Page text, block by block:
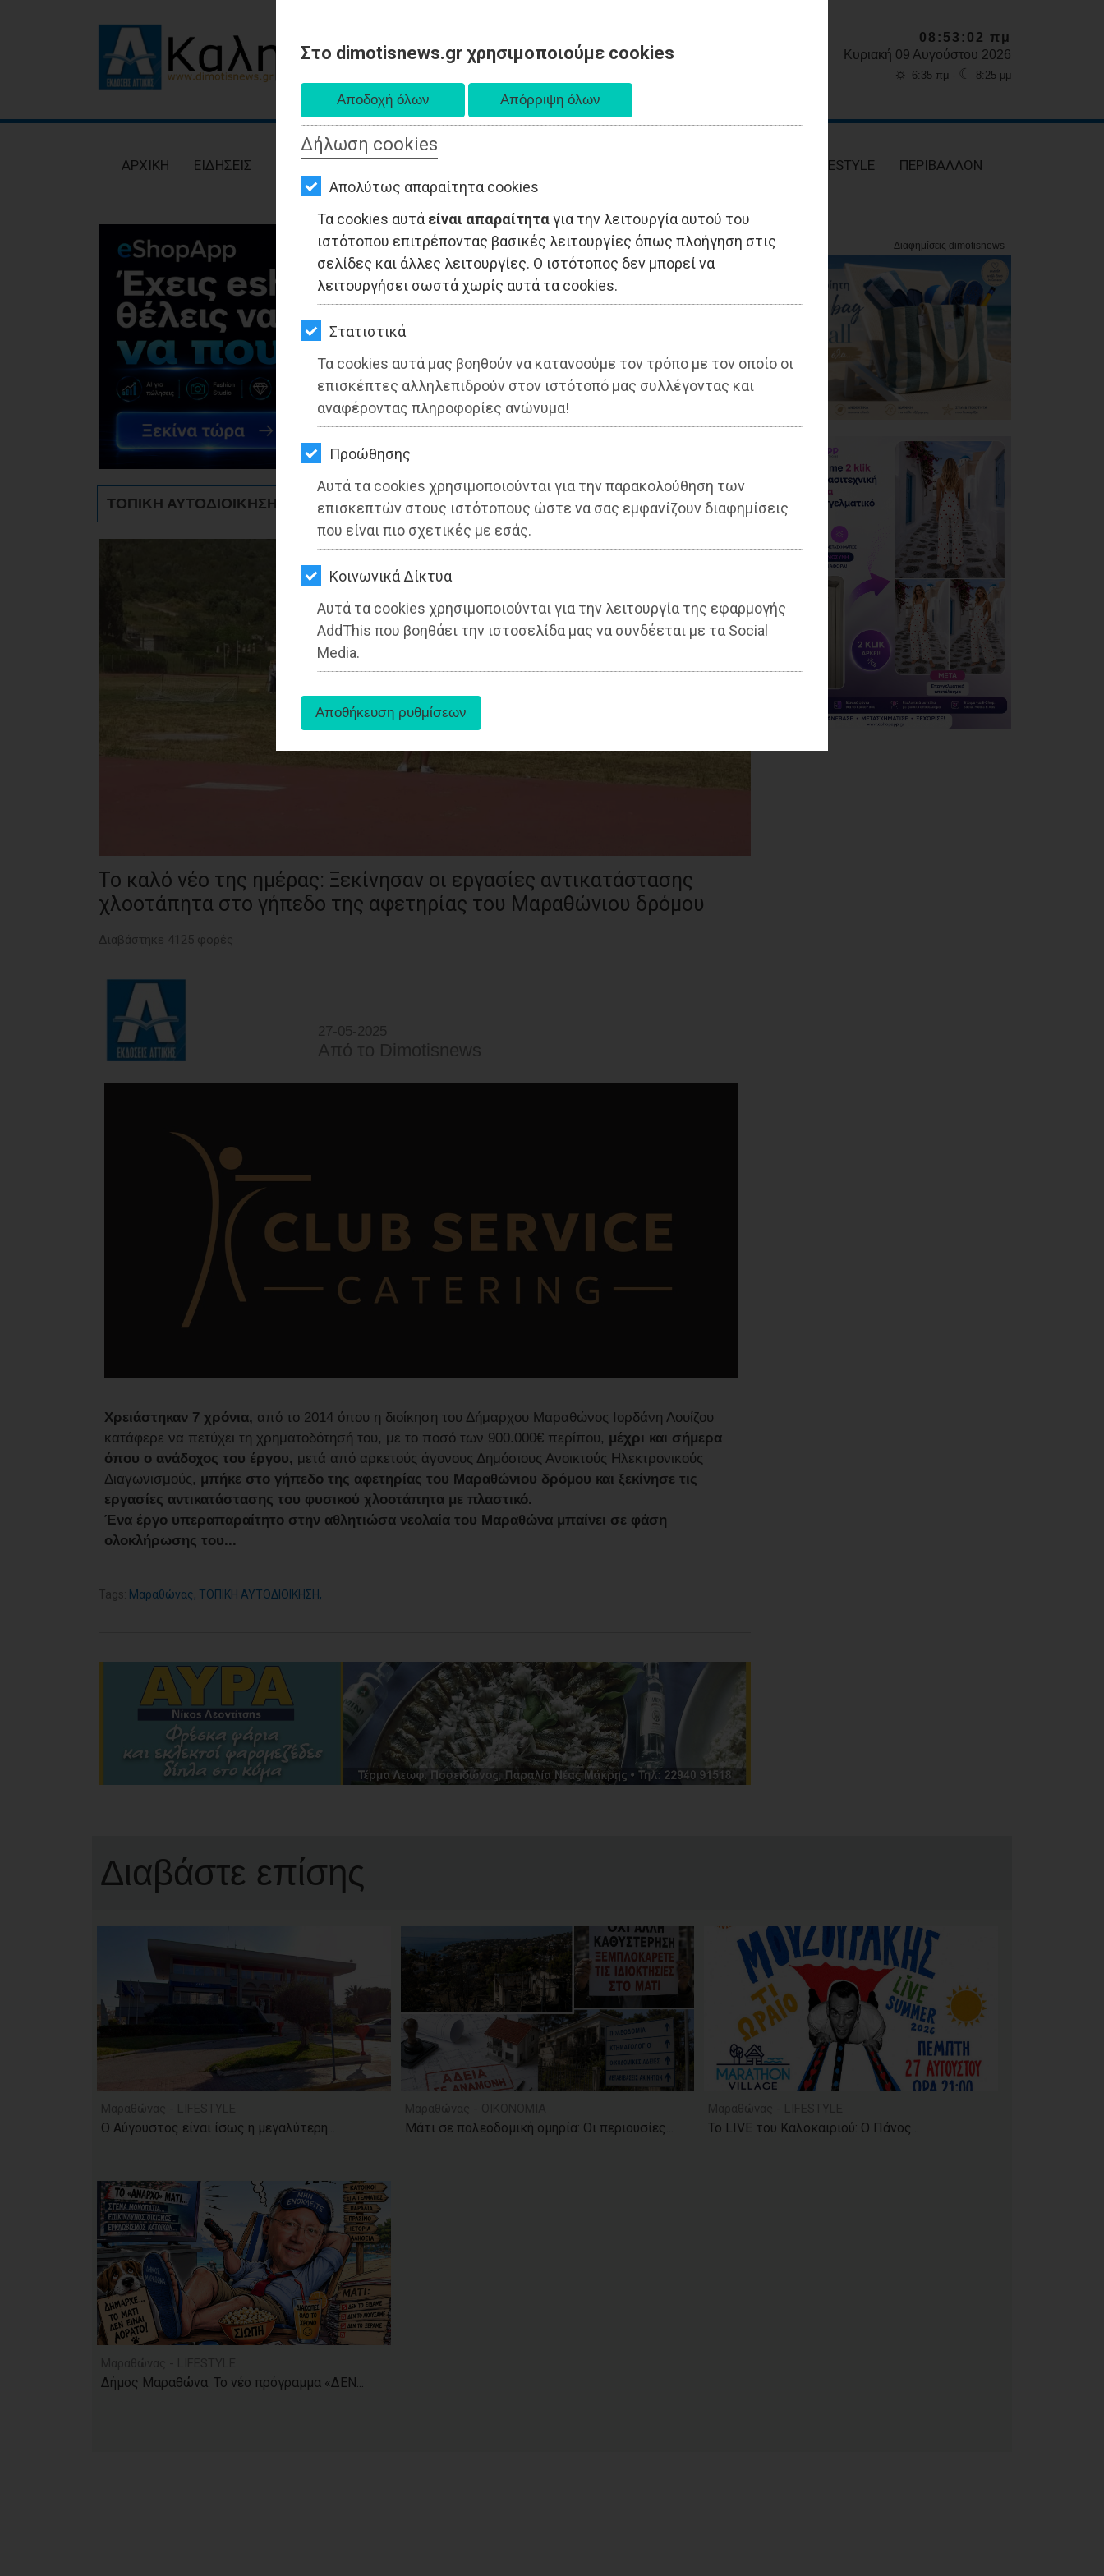
Στο dimotisnews.gr χρησιμοποιούμε cookies
Δήλωση cookies
Απολύτως απαραίτητα cookies
Τα cookies αυτά είναι απαραίτηταγια την λειτουργία αυτού του
ιστότοπου επιτρέποντας βασικές λειτουργίες όπως πλοήγηση στις
σελίδες και άλλες λειτουργίες. Ο ιστότοπος δεν μπορεί να
λειτουργήσει σωστά χωρίς αυτά τα cookies.
Στατιστικά
Τα cookies αυτά μας βοηθούν να κατανοούμε τον τρόπο με τον οποίο οι
επισκέπτες αλληλεπιδρούν στον ιστότοπό μας συλλέγοντας και
αναφέροντας πληροφορίες ανώνυμα!
Προώθησης
Αυτά τα cookies χρησιμοποιούνται για την παρακολούθηση των
επισκεπτών στους ιστότοπους ώστε να σας εμφανίζουν διαφημίσεις
που είναι πιο σχετικές με εσάς.
Kοινωνικά Δίκτυα
Αυτά τα cookies χρησιμοποιούνται για την λειτουργία της εφαρμογής
AddThis που βοηθάει την ιστοσελίδα μας να συνδέεται με τα Social
Media.
ΕΙΔΗΣΕΙΣ
ΟΙΚΟΝΟΜΙΑ
ΑΘΛΗΤΙΣΜΟΣ
ΠΟΛΙΤΙΣΜΟΣ
LIFESTYLE
ΤΑΞΙΔΙΑ
ΕΞΟΔΟΣ
ΕΦΗΜΕΡΙΔΕΣ
08:53:03 πμ
Κυριακή 09 Αυγούστου 2026
☼ 6:35 πμ - ☾ 8:25 μμ
AΡΧΙΚΗ ΕΙΔΗΣΕΙΣ LIFESTYLE ΠΕΡΙΒΑΛΛΟΝ
ΤΟΠΙΚΗ ΑΥΤΟΔΙΟΙΚΗΣΗ - Μαραθώνας
Το καλό νέο της ημέρας: Ξεκίνησαν οι εργασίες αντικατάστασης
χλοοτάπητα στο γήπεδο της αφετηρίας του Μαραθώνιου δρόμου
Διαβάστηκε 4125 φορές
27-05-2025
Από τo Dimotisnews
Χρειάστηκαν 7 χρόνια, από το 2014 όπου η διοίκηση του Δήμαρχου Μαραθώνος Ιορδάνη Λουίζου
κατάφερε να πετύχει τη χρηματοδότησή του, με το ποσό των 900.000€ περίπου, μέχρι και σήμερα
όπου ο ανάδοχος του έργου, μετά από αρκετούς άγονους Δημόσιους Ανοικτούς Ηλεκτρονικούς
Διαγωνισμούς, μπήκε στο γήπεδο της αφετηρίας του Μαραθώνιου δρόμου και ξεκίνησε τις
εργασίες αντικατάστασης του φυσικού χλοοτάπητα με πλαστικό.
Ένα έργο υπεραπαραίτητο στην αθλητιώσα νεολαία του Μαραθώνα μπαίνει σε φάση
ολοκλήρωσης του...
Tags: Μαραθώνας, ΤΟΠΙΚΗ ΑΥΤΟΔΙΟΙΚΗΣΗ,
Διαβάστε επίσης
Ο Αύγουστος είναι ίσως η μεγαλύτερη... Μάτι σε πολεοδομική ομηρία: Οι περιουσίες... Το LIVE του Καλοκαιριού: Ο Πάνος...
Δήμος Μαραθώνα: Το νέο πρόγραμμα «ΔΕΝ...